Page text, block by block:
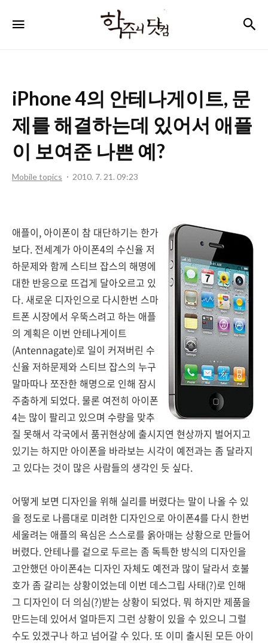
주
컴
iPhone 4의 안테나게이트, 문
제를 해결하는데 있어서 애플
이 보여준 나쁜 예?
Mobile topics 2010. 7. 21. 09:23
애플이, 아이폰이 참 대단하기는 한가
보다. 전세계가 아이폰4의 수신율 저
하문제와 함께 스티브 잡스의 해명에
대한 반응으로 뜨겁게 달아오르고 있
다. 새로운 디자인으로 다시한번 스마
트폰 시장에서 우뚝스려고 하는 애플
의 계획은 이번 안테나게이트
(Antennagate)로 일이 커져버린 수
신율 저하문제와 스티브 잡스의 누구
말마따나 쪼잔한 해명으로 인해 잠시
주춤하게 되었다. 물론 여전히 아이폰
4는 많이 팔리고 있으며 수량을 맞추
질 못해서 각국에서 품귀현상에 출시지연 현상까지 벌어지고
있기는 하지만 아이폰을 바라보는 시각이 예전과는 좀 달라지
고 있다는 것이 많은 사람들의 생각인 듯 싶다.
어떻게 보면 디자인을 위해 실리를 버렸다는 말이 나올 수 있
을 정도로 나름대로 미려한 디자인으로 아이폰4를 다시 한번
세울려는 애플의 욕심은 스스로를 옭아매는 상황으로 만들어
버렸다. 안테나를 겉으로 두르는 좀 독특한 방식의 디자인을
고안했던 아이폰4는 디자인 자체도 예전과 많이 달라서 호불
호가 좀 갈리는 상황이었는데 이번 데스그립 사태(?)로 인해
그 디자인이 더 의심(?)받는 상황이 되었다. 뭐 하지만 제품을
만드는데 있어서 얼마든지 그런 상황이 있을 수 있으니 그럴
수도 있겠구나 하고 넘어갈 수 있다. 또 이미 출시된 모든 아이